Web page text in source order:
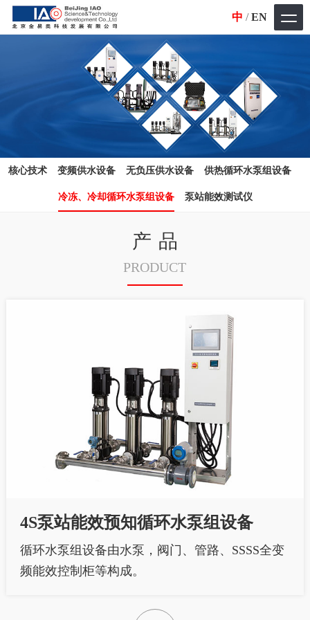
中 /EN
核心技术 变频供水设备 无负压供水设备 供热循环水泵组设备
冷冻、冷却循环水泵组设备 泵站能效测试仪
产品
PRODUCT
4S泵站能效预知循环水泵组设备
循环水泵组设备由水泵，阀门、管路、SSSS全变
频能效控制柜等构成。